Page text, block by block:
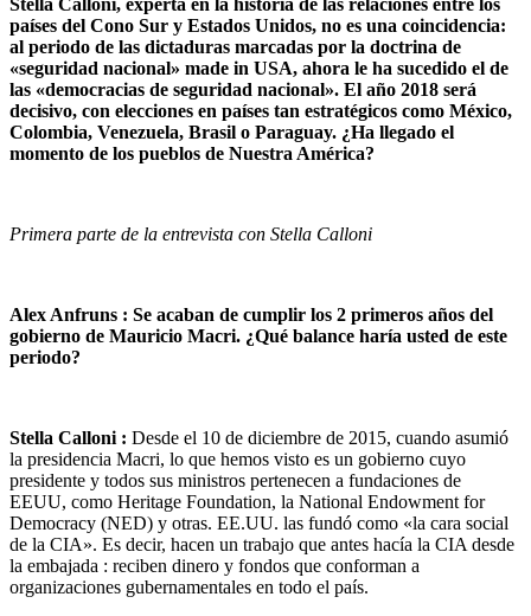
Stella Calloni, experta en la historia de las relaciones entre los
países del Cono Sur y Estados Unidos, no es una coincidencia:
al periodo de las dictaduras marcadas por la doctrina de
«seguridad nacional» made in USA, ahora le ha sucedido el de
las «democracias de seguridad nacional». El año 2018 será
decisivo, con elecciones en países tan estratégicos como México,
Colombia, Venezuela, Brasil o Paraguay. ¿Ha llegado el
momento de los pueblos de Nuestra América?
Primera parte de la entrevista con Stella Calloni
Alex Anfruns : Se acaban de cumplir los 2 primeros años del
gobierno de Mauricio Macri. ¿Qué balance haría usted de este
periodo?
Stella Calloni : Desde el 10 de diciembre de 2015, cuando asumió
la presidencia Macri, lo que hemos visto es un gobierno cuyo
presidente y todos sus ministros pertenecen a fundaciones de
EEUU, como Heritage Foundation, la National Endowment for
Democracy (NED) y otras. EE.UU. las fundó como «la cara social
de la CIA». Es decir, hacen un trabajo que antes hacía la CIA desde
la embajada : reciben dinero y fondos que conforman a
organizaciones gubernamentales en todo el país.